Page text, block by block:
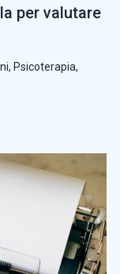
per valutare
, Psicoterapia,